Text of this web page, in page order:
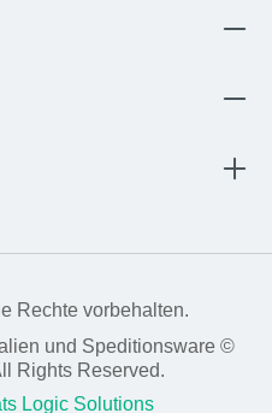
Rechte vorbehalten.
und Speditionsware ©
Rights Reserved.
Logic Solutions